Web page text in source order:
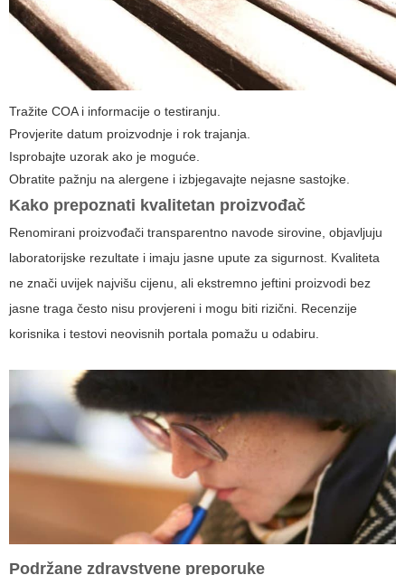
Tražite COA i informacije o testiranju.
Provjerite datum proizvodnje i rok trajanja.
Isprobajte uzorak ako je moguće.
Obratite pažnju na alergene i izbjegavajte nejasne sastojke.
Kako prepoznati kvalitetan proizvođač
Renomirani proizvođači transparentno navode sirovine, objavljuju
laboratorijske rezultate i imaju jasne upute za sigurnost. Kvaliteta
ne znači uvijek najvišu cijenu, ali ekstremno jeftini proizvodi bez
jasne traga često nisu provjereni i mogu biti rizični. Recenzije
korisnika i testovi neovisnih portala pomažu u odabiru.
Podržane zdravstvene preporuke